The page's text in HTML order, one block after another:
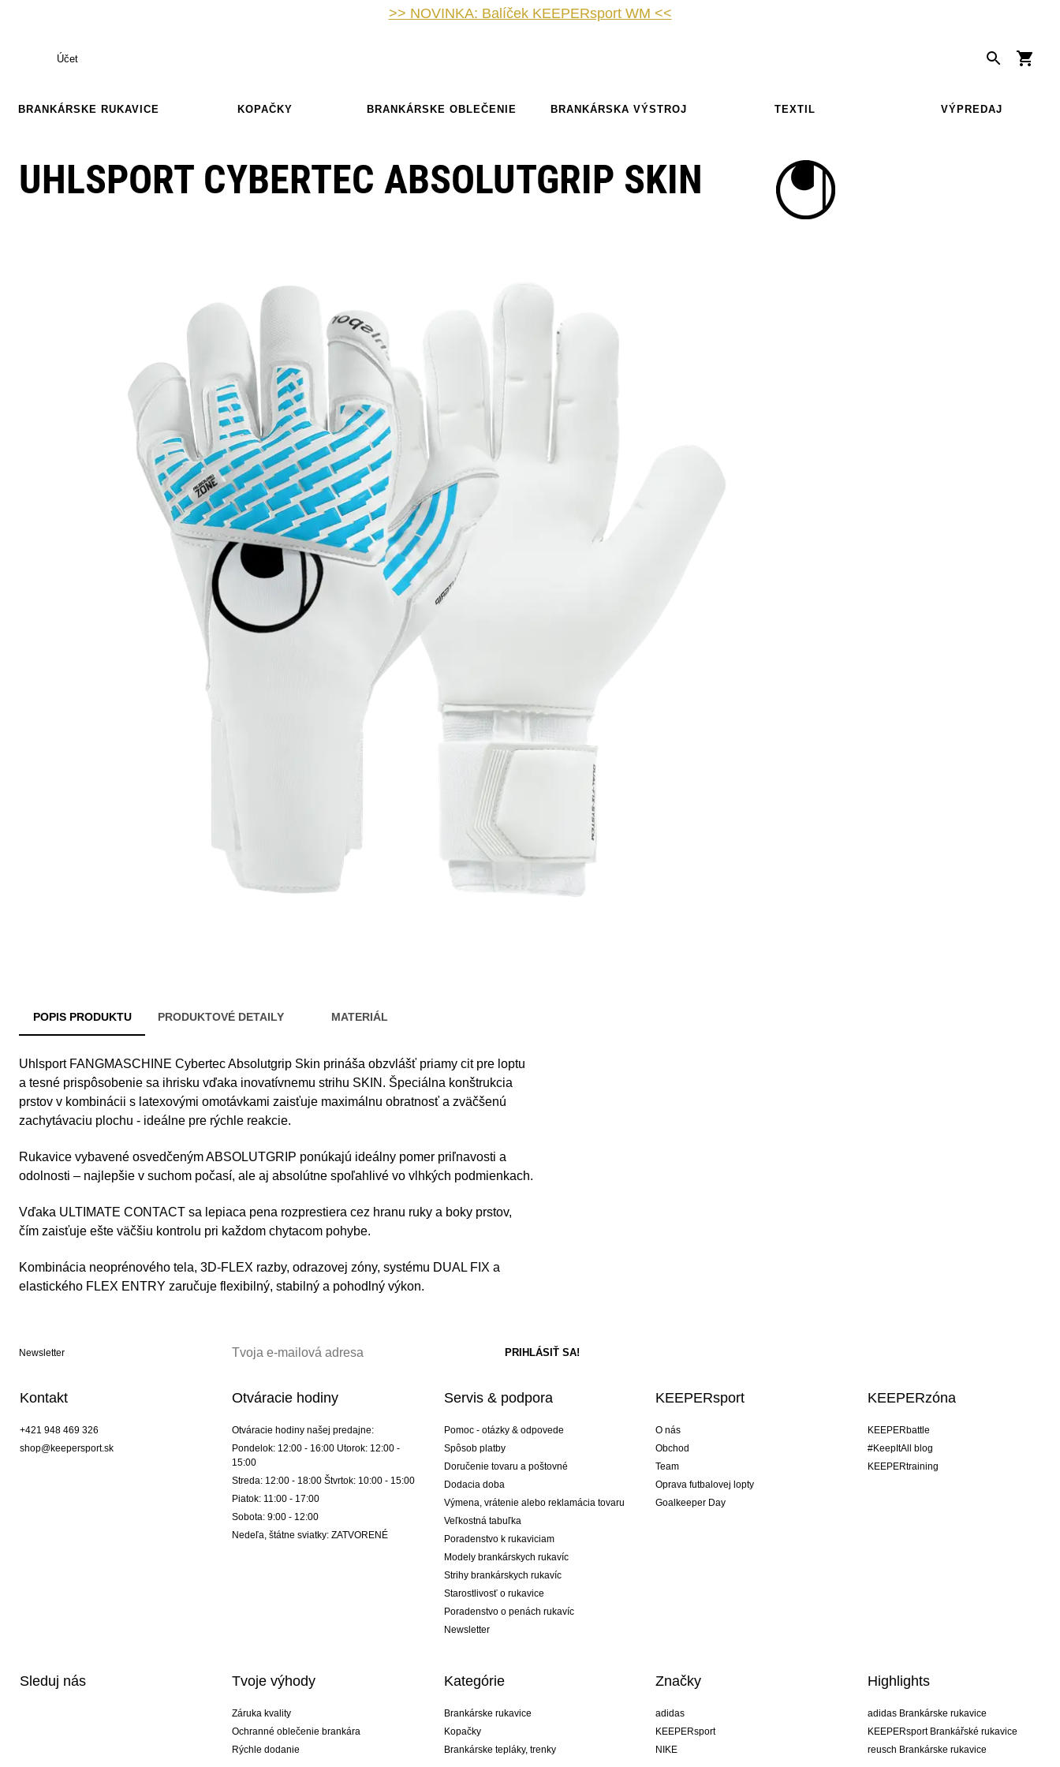
>> NOVINKA: Balíček KEEPERsport WM <<
Účet
BRANKÁRSKE RUKAVICE KOPAČKY BRANKÁRSKE OBLEČENIE BRANKÁRSKA VÝSTROJ TEXTIL VÝPREDAJ
UHLSPORT CYBERTEC ABSOLUTGRIP SKIN
POPIS PRODUKTU PRODUKTOVÉ DETAILY MATERIÁL
Uhlsport FANGMASCHINE Cybertec Absolutgrip Skin prináša obzvlášť priamy cit pre loptu
a tesné prispôsobenie sa ihrisku vďaka inovatívnemu strihu SKIN. Špeciálna konštrukcia
prstov v kombinácii s latexovými omotávkami zaisťuje maximálnu obratnosť a zväčšenú
zachytávaciu plochu - ideálne pre rýchle reakcie.
Rukavice vybavené osvedčeným ABSOLUTGRIP ponúkajú ideálny pomer priľnavosti a
odolnosti – najlepšie v suchom počasí, ale aj absolútne spoľahlivé vo vlhkých podmienkach.
Vďaka ULTIMATE CONTACT sa lepiaca pena rozprestiera cez hranu ruky a boky prstov,
čím zaisťuje ešte väčšiu kontrolu pri každom chytacom pohybe.
Kombinácia neoprénového tela, 3D-FLEX razby, odrazovej zóny, systému DUAL FIX a
elastického FLEX ENTRY zaručuje flexibilný, stabilný a pohodlný výkon.
Newsletter
Kontakt
+421 948 469 326
shop@keepersport.sk
Otváracie hodiny
Otváracie hodiny našej predajne:
Pondelok: 12:00 - 16:00 Utorok: 12:00 -
15:00
Streda: 12:00 - 18:00 Štvrtok: 10:00 - 15:00
Piatok: 11:00 - 17:00
Sobota: 9:00 - 12:00
Nedeľa, štátne sviatky: ZATVORENÉ
Servis & podpora
Pomoc - otázky & odpovede
Spôsob platby
Doručenie tovaru a poštovné
Dodacia doba
Výmena, vrátenie alebo reklamácia tovaru
Veľkostná tabuľka
Poradenstvo k rukaviciam
Modely brankárskych rukavíc
Strihy brankárskych rukavíc
Starostlivosť o rukavice
Poradenstvo o penách rukavíc
Newsletter
KEEPERsport
O nás
Obchod
Team
Oprava futbalovej lopty
Goalkeeper Day
KEEPERzóna
KEEPERbattle
#KeepItAll blog
KEEPERtraining
Sleduj nás Tvoje výhody
Záruka kvality
Ochranné oblečenie brankára
Rýchle dodanie
Kategórie
Brankárske rukavice
Kopačky
Brankárske tepláky, trenky
Značky
adidas
KEEPERsport
NIKE
Highlights
adidas Brankárske rukavice
KEEPERsport Brankářské rukavice
reusch Brankárske rukavice